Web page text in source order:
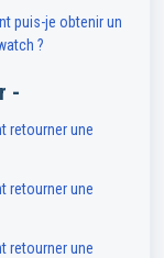
puis-je obtenir un
?
-
retourner une
retourner une
retourner une